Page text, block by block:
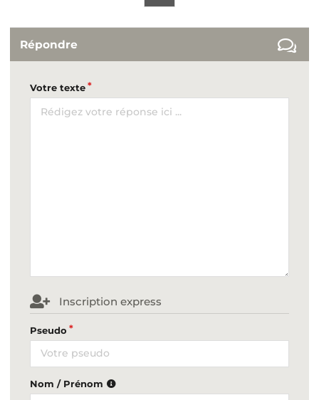
Répondre
Votre texte
Inscription express
Pseudo
Nom / Prénom